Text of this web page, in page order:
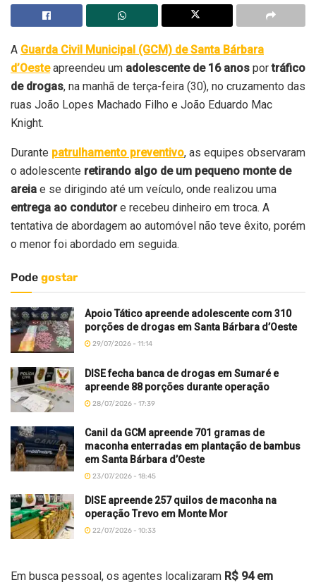
A Guarda Civil Municipal (GCM) de Santa Bárbara
d’Oesteapreendeu um adolescente de 16 anos portráfico
de drogas, na manhã de terça-feira (30), no cruzamento das
ruas João Lopes Machado Filho e João Eduardo Mac
Knight.
Durante patrulhamento preventivo, as equipes observaram
o adolescente retirando algo de um pequeno monte de
areia e se dirigindo até um veículo, onde realizou uma
entrega ao condutore recebeu dinheiro em troca. A
tentativa de abordagem ao automóvel não teve êxito, porém
o menor foi abordado em seguida.
Pode gostar
Apoio Tático apreende adolescente com 310
porções de drogas em Santa Bárbara d’Oeste
29/07/2026 - 11:14
DISE fecha banca de drogas em Sumaré e
apreende 88 porções durante operação
28/07/2026 - 17:39
Canil da GCM apreende 701 gramas de
maconha enterradas em plantação de bambus
em Santa Bárbara d’Oeste
23/07/2026 - 18:45
DISE apreende 257 quilos de maconha na
operação Trevo em Monte Mor
22/07/2026 - 10:33
Em busca pessoal, os agentes localizaram R$ 94 em